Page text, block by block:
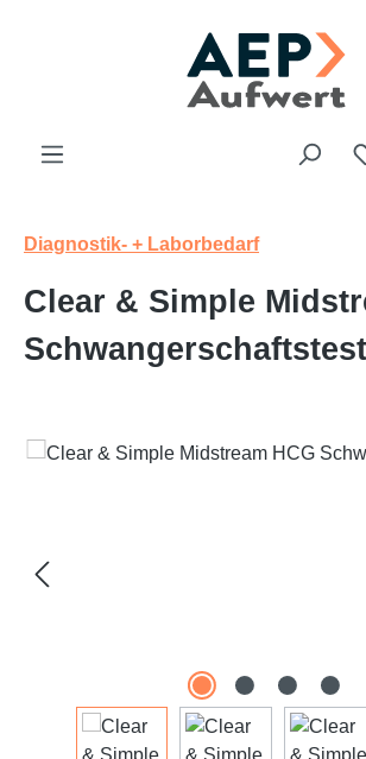
Diagnostik- + Laborbedarf
Clear & Simple
Schwangerschaftstest
Bildergalerie überspringen